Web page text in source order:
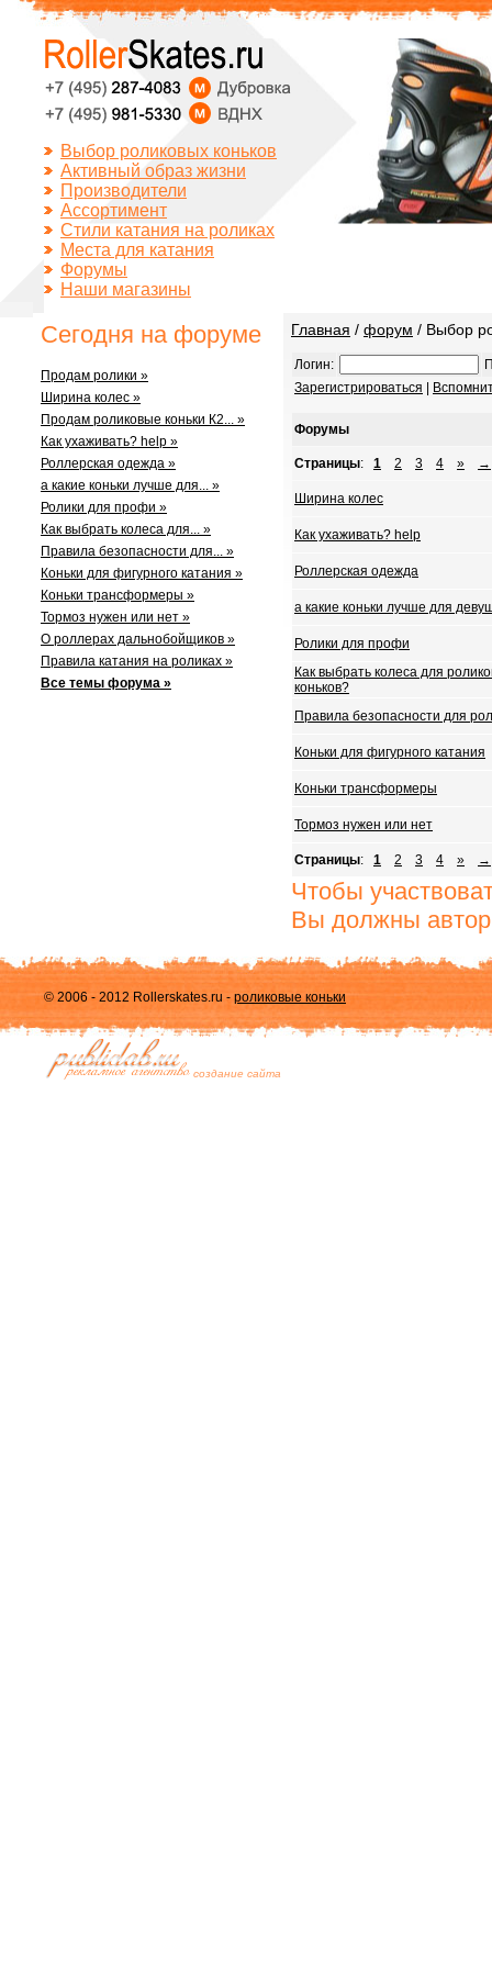
Выбор роликовых коньков
Активный образ жизни
Производители
Ассортимент
Стили катания на роликах
Места для катания
Форумы
Наши магазины
Сегодня на форуме
Продам ролики »
Ширина колес »
Продам роликовые коньки К2... »
Как ухаживать? help »
Роллерская одежда »
а какие коньки лучше для... »
Ролики для профи »
Как выбрать колеса для... »
Правила безопасности для... »
Коньки для фигурного катания »
Коньки трансформеры »
Тормоз нужен или нет »
О роллерах дальнобойщиков »
Правила катания на роликах »
Все темы форума »
Главная / форум / Выбор
Логин:
Зарегистрироваться
Форумы
Страницы: 1 2 3 4 » →
Ширина колес
Как ухаживать? help
Роллерская одежда
а какие коньки лучше для
Ролики для профи
Как выбрать колеса для
коньков?
Правила безопасности для
Коньки для фигурного катания
Коньки трансформеры
Тормоз нужен или нет
Страницы: 1 2 3 4 » →
Чтобы
Вы должны
© 2006 - 2012 Rollerskates.ru - роликовые коньки
cоздание сайта